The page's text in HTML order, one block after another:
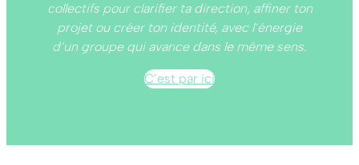
collectifs pour clarifier ta direction, affiner ton
projet ou créer ton identité, avec l’énergie
d’un groupe qui avance dans le même sens.
C’est par ici